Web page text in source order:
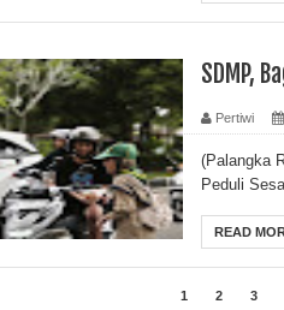
SDMP,
Pertiwi
(Palangka
Peduli
READ
1 2 3